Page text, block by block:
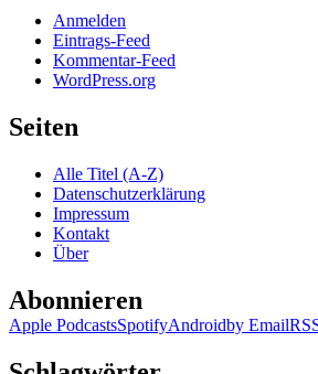
Anmelden
Eintrags-Feed
Kommentar-Feed
WordPress.org
Seiten
Alle Titel (A-Z)
Datenschutzerklärung
Impressum
Kontakt
Über
Abonnieren
Apple PodcastsSpotifyAndroidby Email